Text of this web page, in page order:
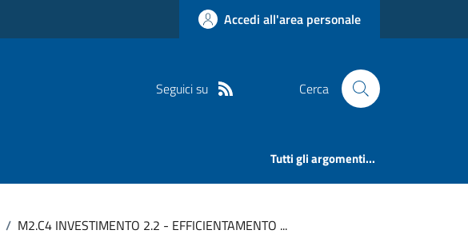
Accedi all'area personale
Seguici su Cerca
Tutti gli argomenti...
/ M2.C4 INVESTIMENTO 2.2 - EFFICIENTAMENTO ...